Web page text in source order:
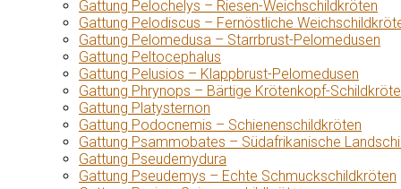
Gattung Pelochelys – Riesen-Weichschildkröten
Gattung Pelodiscus – Fernöstliche
Gattung Pelomedusa – Starrbrust-Pelomedusen
Gattung Peltocephalus
Gattung Pelusios – Klappbrust-Pelomedusen
Gattung Phrynops – Bärtige Krötenkopf-
Gattung Platysternon
Gattung Podocnemis – Schienenschildkröten
Gattung Psammobates – Südafrikanische
Gattung Pseudemydura
Gattung Pseudemys – Echte Schmuckschildkröten